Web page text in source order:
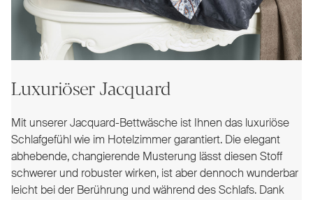
Luxuriöser Jacquard
Mit unserer Jacquard-Bettwäsche ist Ihnen das luxuriöse
Schlafgefühl wie im Hotelzimmer garantiert. Die elegant
abhebende, changierende Musterung lässt diesen Stoff
schwerer und robuster wirken, ist aber dennoch wunderbar
leicht bei der Berührung und während des Schlafs. Dank